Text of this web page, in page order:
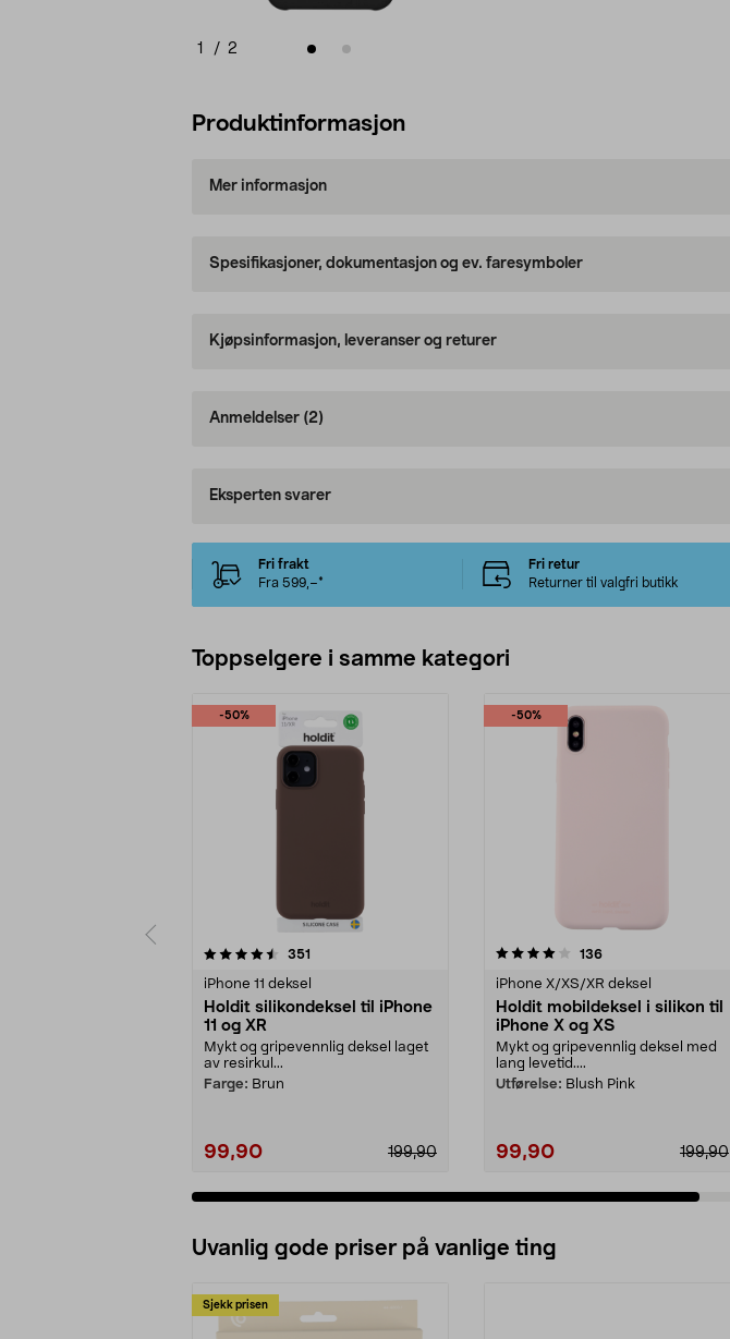
1 / 2
Produktinformasjon
Mer informasjon
Spesifikasjoner, dokumentasjon og ev. faresymboler
Kjøpsinformasjon, leveranser og returer
Anmeldelser (2)
Eksperten svarer
Fri frakt
Fra 599,–*
Fri retur
Returner til valgfri butikk
Toppselgere i samme kategori
-50%
351
iPhone 11 deksel
Holdit silikondeksel til iPhone
11 og XR
Mykt og gripevennlig deksel laget
av resirkul...
Farge: Brun
99,90 199,90
-50%
4.0 av 5 stjerner 136anmeldelser
iPhone X/XS/XR deksel
Holdit mobildeksel i silikon til
iPhone X og XS
Mykt og gripevennlig deksel med
lang levetid....
Utførelse: Blush Pink
99,90 199,90
4.5 av 5 stjerner
Uvanlig gode priser på vanlige ting
Sjekk prisen